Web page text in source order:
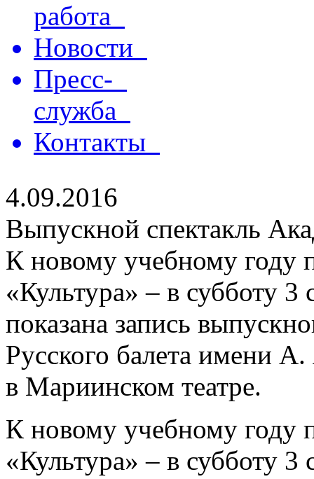
работа
Новости
Пресс-
служба
Контакты
4.09.2016
Выпускной спектакль
К новому учебному году
«Культура» – в субботу 3
показана запись
Русского балета имени
в Мариинском театре.
К новому учебному году
«Культура» – в субботу 3